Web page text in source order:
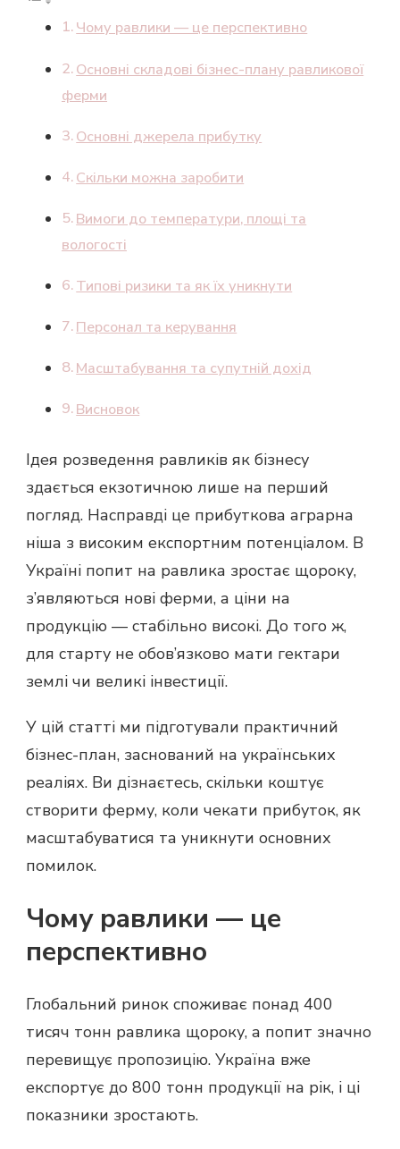
Чому равлики — це перспективно
Основні складові бізнес-плану равликової
ферми
Основні джерела прибутку
Скільки можна заробити
Вимоги до температури, площі та
вологості
Типові ризики та як їх уникнути
Персонал та керування
Масштабування та супутній дохід
Висновок
Ідея розведення равликів як бізнесу
здається екзотичною лише на перший
погляд. Насправді це прибуткова аграрна
ніша з високим експортним потенціалом. В
Україні попит на равлика зростає щороку,
з’являються нові ферми, а ціни на
продукцію — стабільно високі. До того ж,
для старту не обов’язково мати гектари
землі чи великі інвестиції.
У цій статті ми підготували практичний
бізнес-план, заснований на українських
реаліях. Ви дізнаєтесь, скільки коштує
створити ферму, коли чекати прибуток, як
масштабуватися та уникнути основних
помилок.
Чому равлики — це
перспективно
Глобальний ринок споживає понад 400
тисяч тонн равлика щороку, а попит значно
перевищує пропозицію. Україна вже
експортує до 800 тонн продукції на рік, і ці
показники зростають.